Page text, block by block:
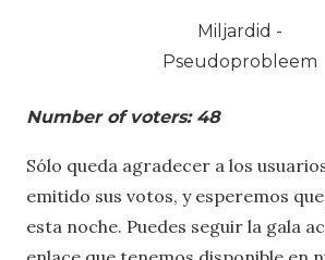
Miljardid -
Pseudoprobleem
Number of voters: 48
Sólo queda agradecer a los
emitido sus votos, y esperemos
esta noche. Puedes seguir la gala